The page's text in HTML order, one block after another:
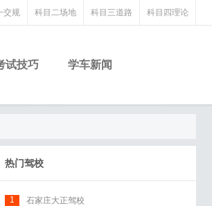
交规 科目二场地 科目三道路 科目四理论
试技巧 学车新闻
热门驾校
1
石家庄大正驾校